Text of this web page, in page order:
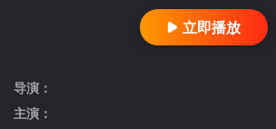
立即播放
导演：
主演：